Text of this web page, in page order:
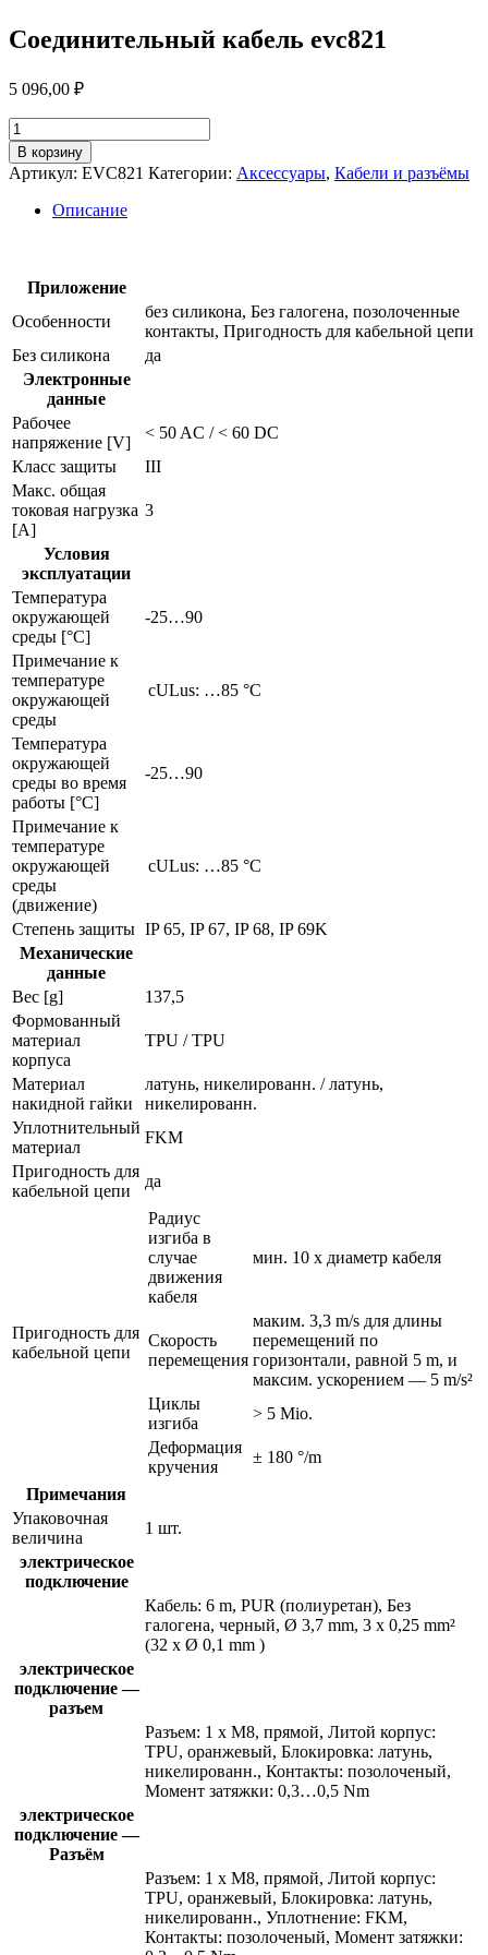
Соединительный кабель evc821
5 096,00 ₽
Количество
товара
Соединительный
кабель
evc821
В корзину
Артикул: EVC821 Категории: Аксессуары, Кабели и разъёмы
Описание
Приложение
Особенности
без силикона, Без галогена, позолоченные
контакты, Пригодность для кабельной цепи
Без силикона
да
Электронные
данные
Рабочее
напряжение [V]
< 50 AC / < 60 DC
Класс защиты
III
Макс. общая
токовая нагрузка
[A]
3
Условия
эксплуатации
Температура
окружающей
среды [°C]
-25…90
Примечание к
температуре
окружающей
среды
cULus: …85 °C
Температура
окружающей
среды во время
работы [°C]
-25…90
Примечание к
температуре
окружающей
среды
(движение)
cULus: …85 °C
Степень защиты IP 65, IP 67, IP 68, IP 69K
Механические
данные
Вес [g]
137,5
Формованный
материал
корпуса
TPU / TPU
Материал
накидной гайки
латунь, никелированн. / латунь,
никелированн.
Уплотнительный
материал
FKM
Пригодность для
кабельной цепи
да
Пригодность для
кабельной цепи
Радиус
изгиба в
случае
движения
кабеля
мин. 10 x диаметр кабеля
Скорость
перемещения
маким. 3,3 m/s для длины
перемещений по
горизонтали, равной 5 m, и
максим. ускорением — 5 m/s²
Циклы
изгиба
> 5 Mio.
Деформация
кручения
± 180 °/m
Примечания
Упаковочная
величина
1 шт.
электрическое
подключение
Кабель: 6 m, PUR (полиуретан), Без
галогена, черный, Ø 3,7 mm, 3 x 0,25 mm²
(32 x Ø 0,1 mm )
электрическое
подключение —
разъем
Разъем: 1 x M8, прямой, Литой корпус:
TPU, оранжевый, Блокировка: латунь,
никелированн., Контакты: позолоченый,
Момент затяжки: 0,3…0,5 Nm
электрическое
подключение —
Разъём
Разъем: 1 x M8, прямой, Литой корпус:
TPU, оранжевый, Блокировка: латунь,
никелированн., Уплотнение: FKM,
Контакты: позолоченый, Момент затяжки: